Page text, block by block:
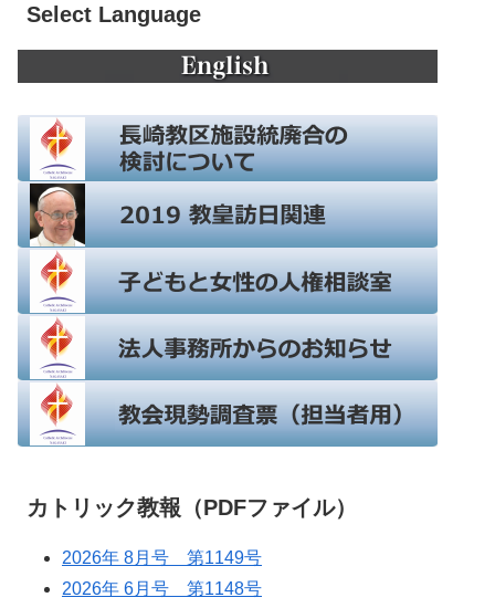
Select Language
カトリック教報（PDFファイル）
2026年 8月号 第1149号
2026年 6月号 第1148号